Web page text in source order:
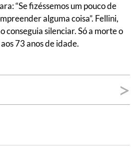
“Se fizéssemos um pouco de
alguma coisa”. Fellini,
silenciar. Só a morte o
73 anos de idade.
>